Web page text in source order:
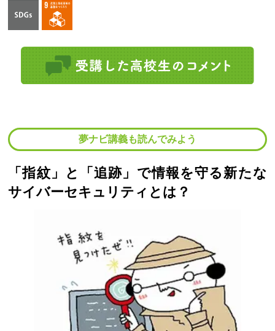
夢ナビ講義も読んでみよう
「指紋」と「追跡」で情報を守る新たな
サイバーセキュリティとは？